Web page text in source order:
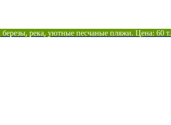
река, уютные песчаные пляжи. Цена: 60 т.